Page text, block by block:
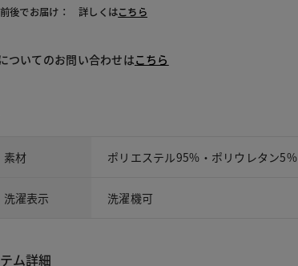
後でお届け： 詳しくはこちら
ついてのお問い合わせはこちら
素材 ポリエステル95%・ポリウレタン5%
洗濯表示 洗濯機可
ム詳細